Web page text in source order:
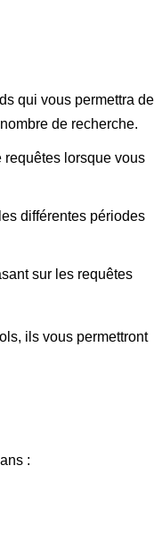
qui vous permettra de
de recherche.
requêtes lorsque vous
différentes périodes
sur les requêtes
ils vous permettront
: